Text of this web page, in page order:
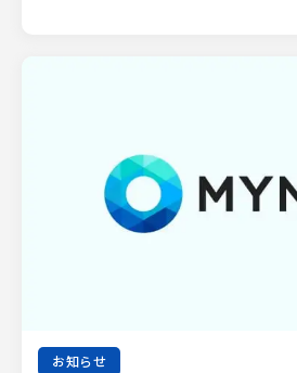
お知らせ